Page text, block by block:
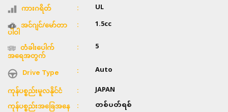
ကားဂရိတ် UL
အင်ဂျင်/မော်တာ
ပါဝါ
1.5cc
တံခါးပေါက်
အရေအတွက်
5
Drive Type Auto
ကုန်ပစ္စည်းမူလနိုင်ငံ JAPAN
ကုန်ပစ္စည်းအခြေအနေ တစ်ပတ်ရစ်